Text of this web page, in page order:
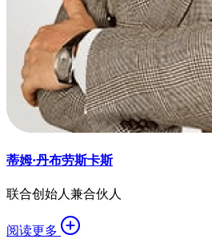
蒂姆·丹布劳斯卡斯
联合创始人兼合伙人
阅读更多